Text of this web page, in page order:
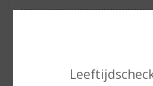
Er zijn nog geen reviews